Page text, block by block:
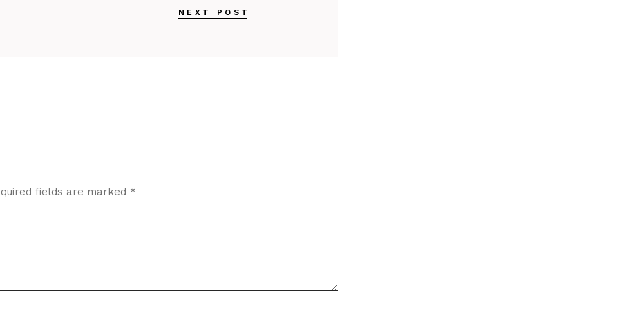
NEXT POST
fields are marked *